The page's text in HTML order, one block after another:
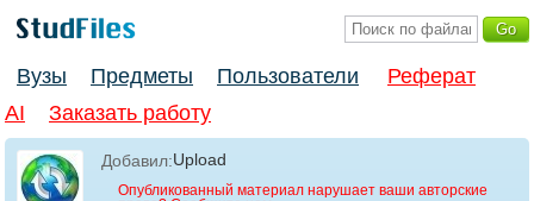
Вузы Предметы Пользователи
Реферат
AI
Заказать работу
Добавил:Upload
Опубликованный материал нарушает ваши авторские